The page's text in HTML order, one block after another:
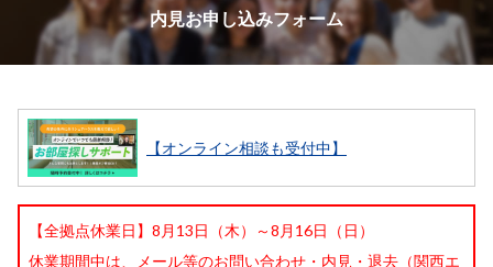
内見お申し込みフォーム
【オンライン相談も受付中】
【全拠点休業日】8月13日（木）～8月16日（日）
休業期間中は、メール等のお問い合わせ・内見・退去（関西エ